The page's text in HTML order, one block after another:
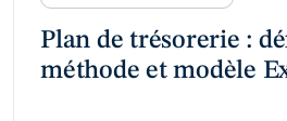
Plan de trésorerie :
méthode et modèle